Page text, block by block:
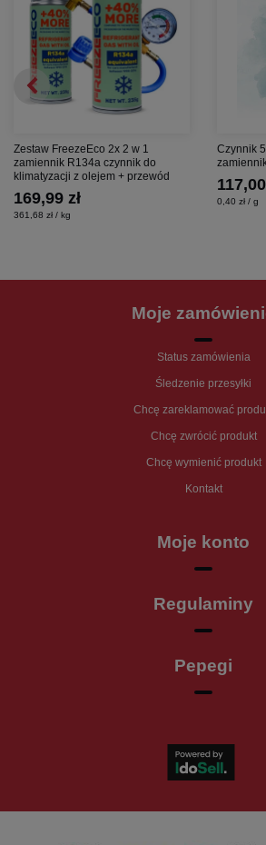
Zestaw FreezeEco 2x 2 w 1
zamiennik R134a czynnik do
klimatyzacji z olejem + przewód
169,99 zł
361,68 zł / kg
Czynnik
0,40 zł / g
Moje
Status zamówienia
Śledzenie przesyłki
Chcę zareklamować
Chcę zwrócić produkt
Chcę wymienić produkt
Kontakt
Moje konto
Regulaminy
Pepegi